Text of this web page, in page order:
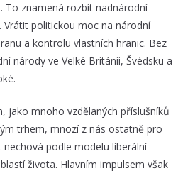
znamená rozbít nadnárodní
politickou moc na národní
a kontrolu vlastních hranic. Bez
národy ve Velké Británii, Švédsku a
jako mnoho vzdělaných příslušníků
trhem, mnozí z nás ostatně pro
podle modelu liberální
života. Hlavním impulsem však